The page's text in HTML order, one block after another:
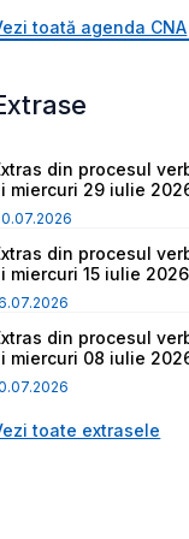
toată agenda CNA
din procesul
miercuri 29 iulie
din procesul
miercuri 15 iulie
din procesul
miercuri 08 iulie
toate extrasele